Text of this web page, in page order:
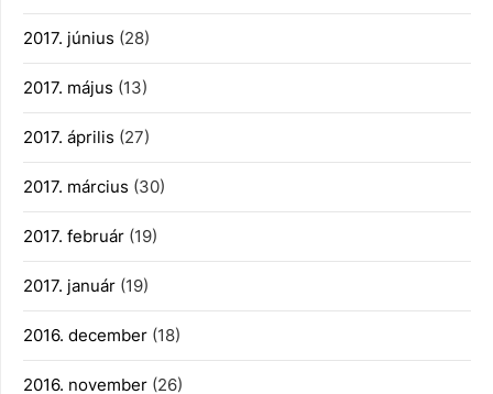
2017. június (28)
2017. május (13)
2017. április (27)
2017. március (30)
2017. február (19)
2017. január (19)
2016. december (18)
2016. november (26)